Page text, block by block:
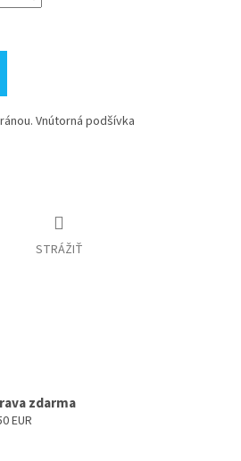
Vnútorná podšívka
STRÁŽIŤ
zdarma
EUR